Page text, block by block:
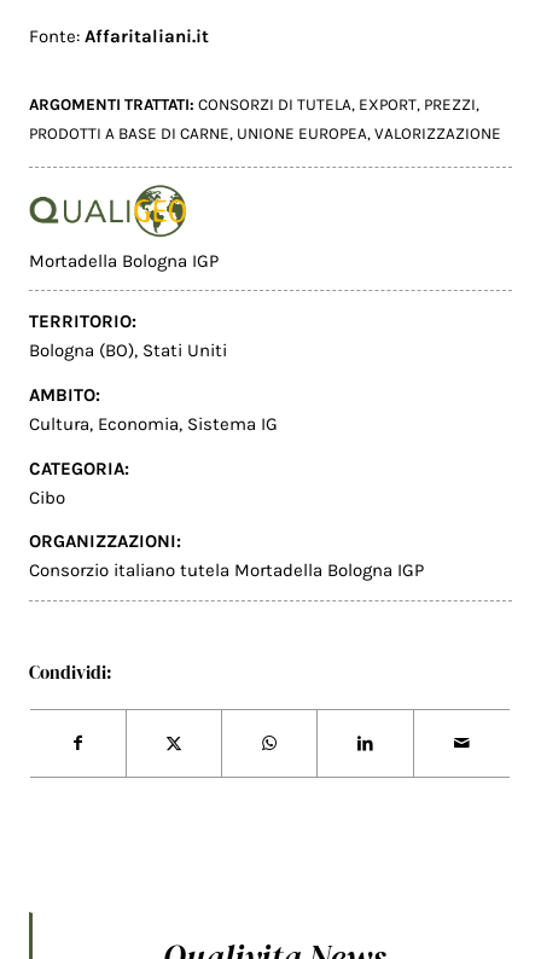
Fonte:Affaritaliani.it
ARGOMENTI TRATTATI:CONSORZI DI TUTELA, EXPORT, PREZZI,
PRODOTTI A BASE DI CARNE, UNIONE EUROPEA,VALORIZZAZIONE
Mortadella Bologna IGP
TERRITORIO:
Bologna (BO), Stati Uniti
AMBITO:
Cultura, Economia, Sistema IG
CATEGORIA:
Cibo
ORGANIZZAZIONI:
Consorzio italiano tutela Mortadella Bologna IGP
Condividi: